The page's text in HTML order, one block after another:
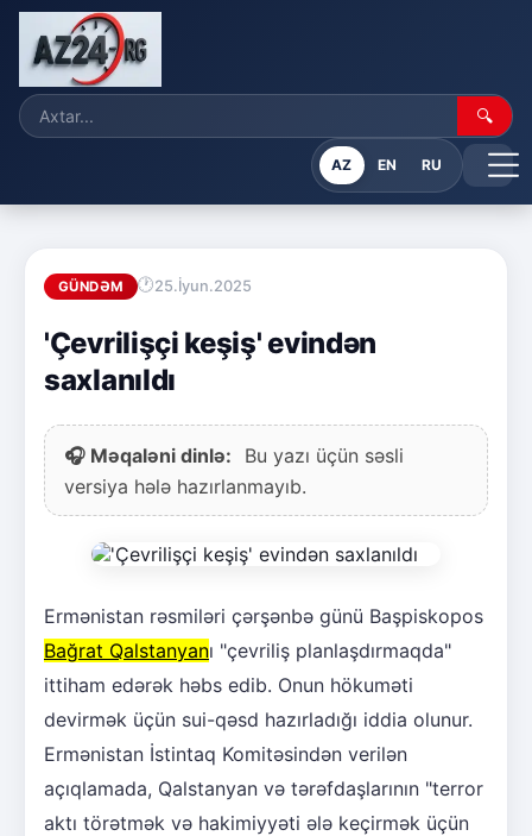
🔍
AZ EN RU
GÜNDƏM 25.İyun.2025
'Çevrilişçi keşiş' evindən
saxlanıldı
🎧 Məqaləni dinlə:
Bu yazı üçün səsli
versiya hələ hazırlanmayıb.
Ermənistan rəsmiləri çərşənbə günü Başpiskopos
Bağrat Qalstanyanı "çevriliş planlaşdırmaqda"
ittiham edərək həbs edib. Onun hökuməti
devirmək üçün sui-qəsd hazırladığı iddia olunur.
Ermənistan İstintaq Komitəsindən verilən
açıqlamada, Qalstanyan və tərəfdaşlarının "terror
aktı törətmək və hakimiyyəti ələ keçirmək üçün